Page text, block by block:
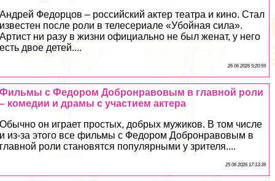
Андрей Федорцов – российский актер театра и кино. Стал
известен после роли в телесериале «Убойная сила».
Артист ни разу в жизни официально не был женат, у него
есть двое детей....
26 06 2026 5:20:59
Фильмы с Федором Добронравовым в главной роли
– комедии и драмы с участием актера
Обычно он играет простых, добрых мужиков. В том числе
и из-за этого все фильмы с Федором Добронравовым в
главной роли становятся популярными у зрителя....
25 06 2026 17:13:39